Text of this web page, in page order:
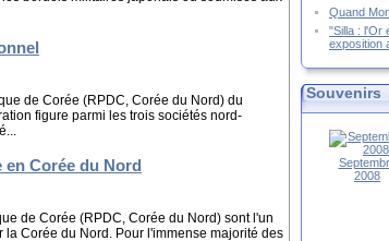
de Corée (RPDC, Corée du Nord) du
figure parmi les trois sociétés nord-
Corée du Nord
de Corée (RPDC, Corée du Nord) sont l'un
Corée du Nord. Pour l'immense majorité des
Quand
"Silla : l'Or
exposition
Souvenirs
2008